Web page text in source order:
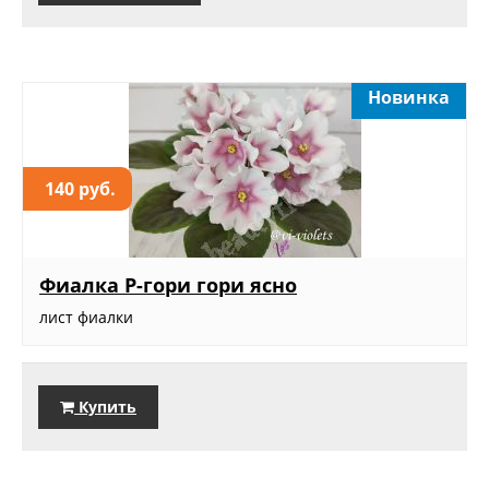
140 руб.
Новинка
Фиалка Р-гори гори ясно
лист фиалки
Купить